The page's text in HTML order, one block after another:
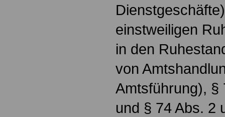
einstweiligen
in den
von
Amtsführung), §
und § 74 Abs. 2